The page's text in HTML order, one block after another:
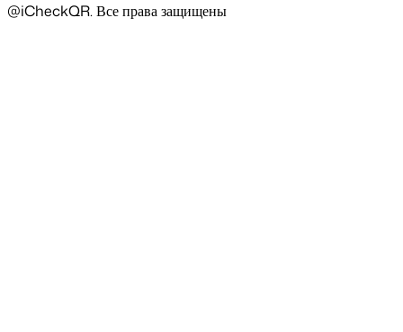
@iCheckQR. Все права защищены